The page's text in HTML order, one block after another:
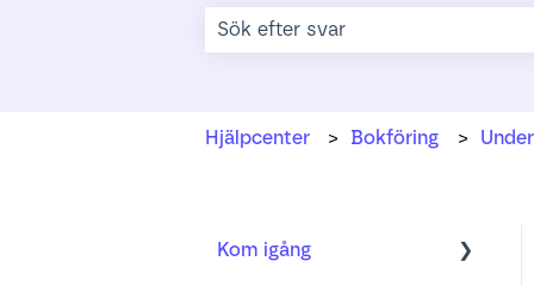
Hjälpcenter Bokföring
Kom igång